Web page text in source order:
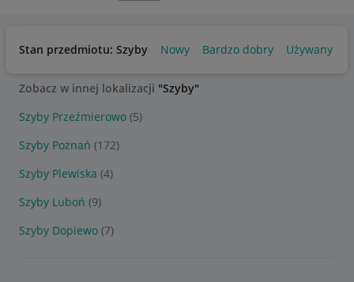
Stan przedmiotu: Szyby Nowy Bardzo dobry Używany
Zobacz w innej lokalizacji "Szyby"
Szyby Przeźmierowo (5)
Szyby Poznań (172)
Szyby Plewiska (4)
Szyby Luboń (9)
Szyby Dopiewo (7)